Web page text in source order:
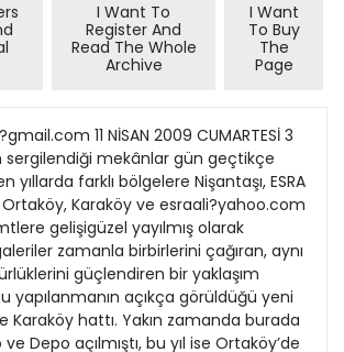
I Want To
Register And
Read The Whole
Archive
I Want
To Buy
The
Page
11 NİSAN 2009 CUMARTESİ 3
sergilendiği mekânlar gün geçtikçe
yıllarda farklı bölgelere Nişantaşı, ESRA
Ortaköy, Karaköy ve esraali?yahoo.com
gelişigüzel yayılmış olarak
zamanla birbirlerini çağıran, aynı
güçlendiren bir yaklaşım
yapılanmanın açıkça görüldüğü yeni
Karaköy hattı. Yakın zamanda burada
Depo açılmıştı, bu yıl ise Ortaköy’de